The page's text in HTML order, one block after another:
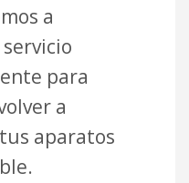
a
para
a
aparatos